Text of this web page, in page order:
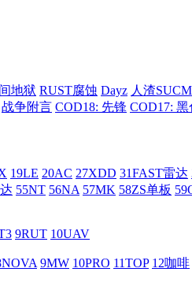
地狱 RUST腐蚀 Dayz 人渣SUCM
战争附言 COD18: 先锋 COD17:
19LE 20AC 27XDD 31FAST雷达
55NT 56NA 57MK 58ZS单板
9RUT 10UAV
9MW 10PRO 11TOP 12咖啡